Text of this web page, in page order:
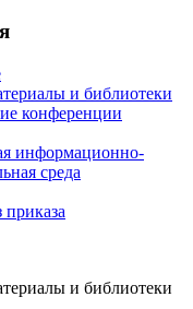
и библиотеки
конференции
информационно-
среда
и библиотеки